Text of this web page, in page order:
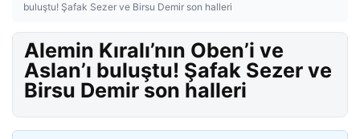
buluştu! Şafak Sezer ve Birsu Demir son halleri
Alemin Kıralı’nın Oben’i ve
Aslan’ı buluştu! Şafak Sezer ve
Birsu Demir son halleri